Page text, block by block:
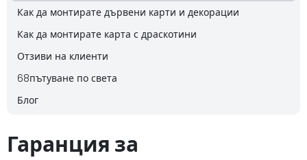
Как да монтирате дървени карти и декорации
Как да монтирате карта с драскотини
Отзиви на клиенти
68пътуване по света
Блог
Гаранция за